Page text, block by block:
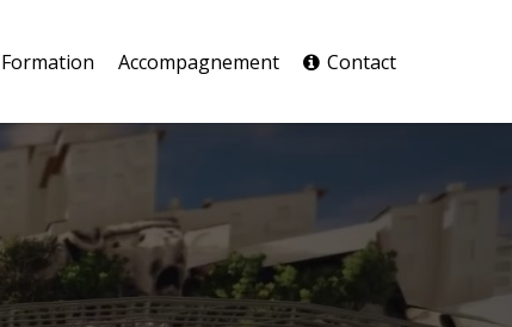
Formation Accompagnement Contact